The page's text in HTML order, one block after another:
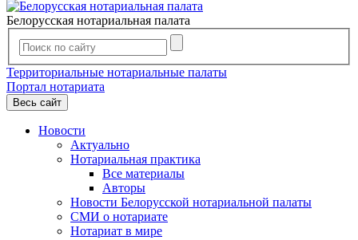
Белорусская нотариальная палата
Территориальные нотариальные палаты
Портал нотариата
Весь сайт
Новости
Актуально
Нотариальная практика
Все материалы
Авторы
Новости Белорусской нотариальной палаты
СМИ о нотариате
Нотариат в мире